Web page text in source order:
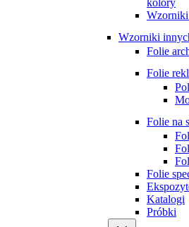
kolory
Wzorniki
Folie
Folie
Folie na
Folie
Katalogi
Próbki